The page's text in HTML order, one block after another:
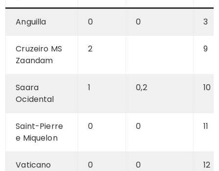
Anguilla 0 0 3
Cruzeiro MS
Zaandam
2 9
Saara
Ocidental
1 0,2 10
Saint-Pierre
e Miquelon
0 0 11
Vaticano 0 0 12